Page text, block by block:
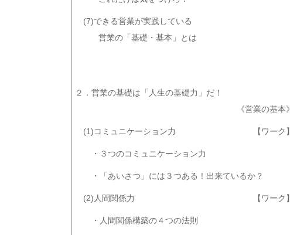
(7)できる営業が実践している
営業の「基礎・基本」とは
２．営業の基礎は「人生の基礎力」だ！
《営業の基本》
【ワーク】
(1)コミュニケーション力
・３つのコミュニケーション力
・「あいさつ」には３つある！出来ているか？
【ワーク】
(2)人間関係力
・人間関係構築の４つの法則